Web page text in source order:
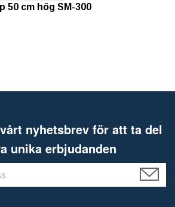
50 cm hög SM-300
nyhetsbrev för att ta del
unika erbjudanden